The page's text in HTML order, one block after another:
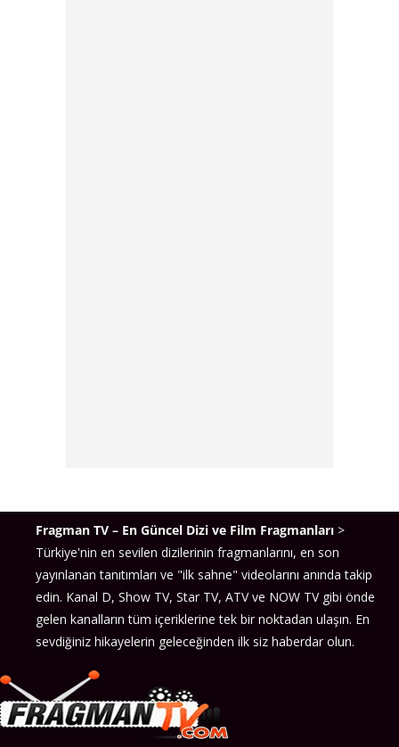
Fragman TV – En Güncel Dizi ve Film Fragmanları >
Türkiye'nin en sevilen dizilerinin fragmanlarını, en son
yayınlanan tanıtımları ve "ilk sahne" videolarını anında takip
edin. Kanal D, Show TV, Star TV, ATV ve NOW TV gibi önde
gelen kanalların tüm içeriklerine tek bir noktadan ulaşın. En
sevdiğiniz hikayelerin geleceğinden ilk siz haberdar olun.